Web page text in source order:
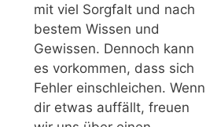
mit viel Sorgfalt und nach
bestem Wissen und
Gewissen. Dennoch kann
es vorkommen, dass sich
Fehler einschleichen. Wenn
dir etwas auffällt, freuen